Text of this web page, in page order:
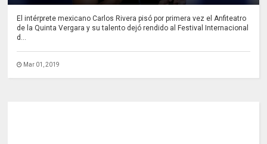
El intérprete mexicano Carlos Rivera pisó por primera vez el Anfiteatro
de la Quinta Vergara y su talento dejó rendido al Festival Internacional
d...
Mar 01, 2019